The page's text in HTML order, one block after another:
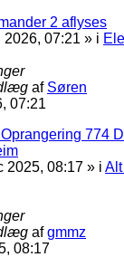
2 aflyses
2026, 07:21 » i
af Søren
07:21
774
2025, 08:17 » i
afgmmz
08:17